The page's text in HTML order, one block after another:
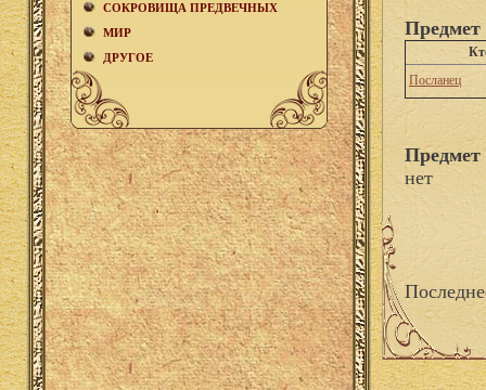
СОКРОВИЩА ПРЕДВЕЧНЫХ
МИР
ДРУГОЕ
Предмет
Посланец
Предмет
нет